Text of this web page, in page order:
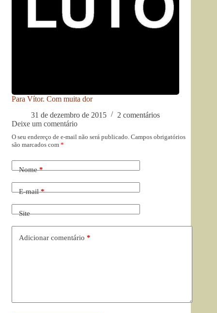
Para Vítor. Com muita dor
31 de dezembro de 2015
2 comentários
Deixe um comentário
O seu endereço de e-mail não será publicado. Campos obrigatórios
são marcados com *
Nome*
E-mail*
Site
Adicionar comentário *